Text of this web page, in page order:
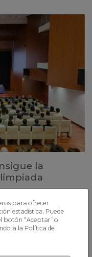
la
sido el primer clasificado
120 participantes
para ofrecer
estadística. Puede
botón “Aceptar” o
a la Política de